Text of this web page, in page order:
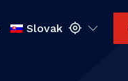
Slovak